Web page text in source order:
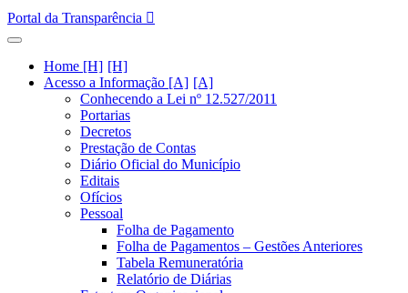
Portal da Transparência
Home [H]
Acesso a Informação [A]
Conhecendo a Lei nº 12.527/2011
Portarias
Decretos
Prestação de Contas
Diário Oficial do Município
Editais
Ofícios
Pessoal
Folha de Pagamento
Folha de Pagamentos – Gestões Anteriores
Tabela Remuneratória
Relatório de Diárias